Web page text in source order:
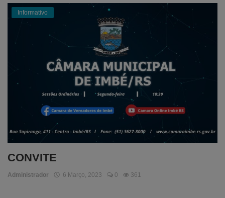
Informativo
CONVITE
Administrador 6 Março, 2023 0 361